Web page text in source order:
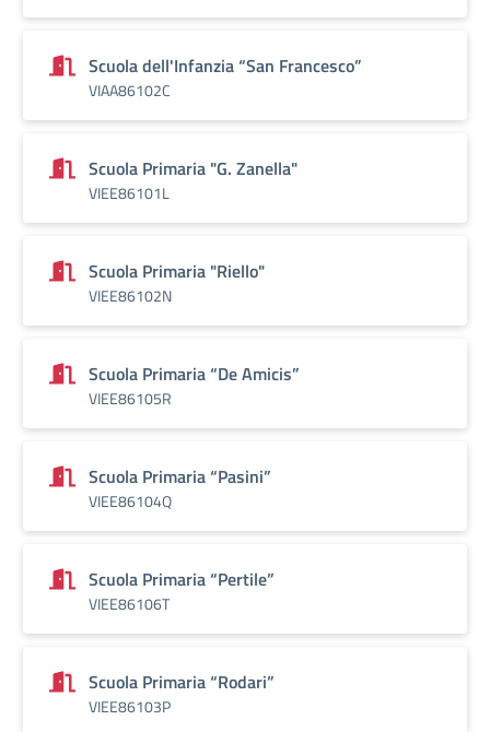
Scuola dell'Infanzia “San Francesco”
VIAA86102C
Scuola Primaria "G. Zanella"
VIEE86101L
Scuola Primaria "Riello"
VIEE86102N
Scuola Primaria “De Amicis”
VIEE86105R
Scuola Primaria “Pasini”
VIEE86104Q
Scuola Primaria “Pertile”
VIEE86106T
Scuola Primaria “Rodari”
VIEE86103P